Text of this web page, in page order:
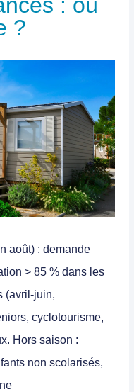
?
août) : demande
> 85 % dans les
(avril-juin,
cyclotourisme,
Hors saison :
non scolarisés,